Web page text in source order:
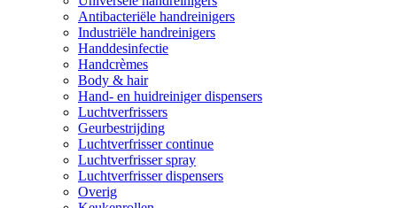
Antibacteriële handreinigers
Industriële handreinigers
Handdesinfectie
Handcrèmes
Body & hair
Hand- en huidreiniger dispensers
Luchtverfrissers
Geurbestrijding
Luchtverfrisser continue
Luchtverfrisser spray
Luchtverfrisser dispensers
Overig